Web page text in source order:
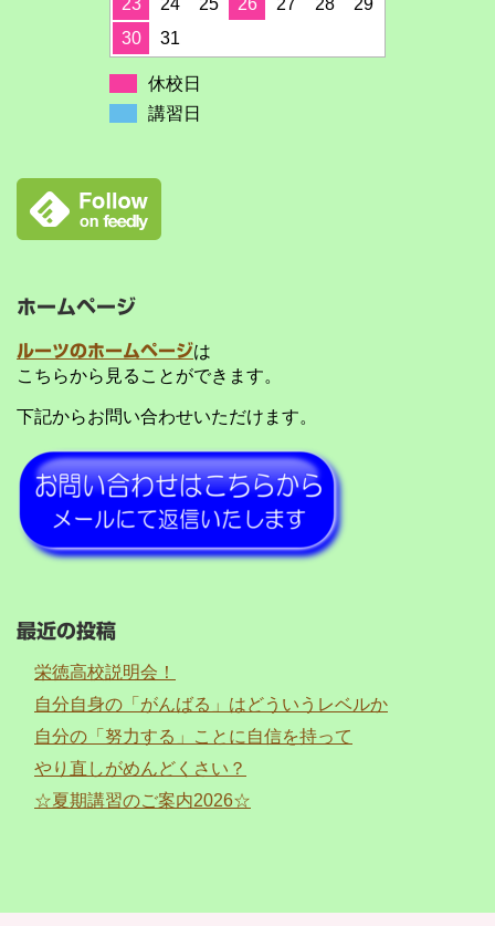
23
24 25 26 27 28
29
30
31
休校日
講習日
ホームページ
ルーツのホームページは
こちらから見ることができます。
下記からお問い合わせいただけます。
最近の投稿
栄徳高校説明会！
自分自身の「がんばる」はどういうレベルか
自分の「努力する」ことに自信を持って
やり直しがめんどくさい？
☆夏期講習のご案内2026☆